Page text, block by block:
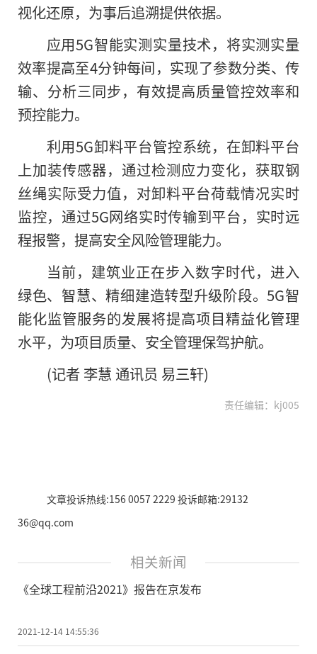
视化还原，为事后追溯提供依据。
应用5G智能实测实量技术，将实测实量
效率提高至4分钟每间，实现了参数分类、传
输、分析三同步，有效提高质量管控效率和
预控能力。
利用5G卸料平台管控系统，在卸料平台
上加装传感器，通过检测应力变化，获取钢
丝绳实际受力值，对卸料平台荷载情况实时
监控，通过5G网络实时传输到平台，实时远
程报警，提高安全风险管理能力。
当前，建筑业正在步入数字时代，进入
绿色、智慧、精细建造转型升级阶段。5G智
能化监管服务的发展将提高项目精益化管理
水平，为项目质量、安全管理保驾护航。
(记者 李慧 通讯员 易三轩)
责任编辑：kj005
文章投诉热线:156 0057 2229 投诉邮箱:29132
36@qq.com
相关新闻
《全球工程前沿2021》报告在京发布
2021-12-14 14:55:36